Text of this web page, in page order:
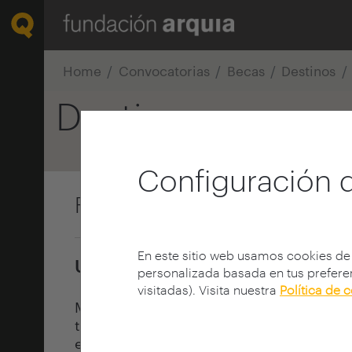
Configuración
En este sitio web usamos cookies
personalizada basada en tus
visitadas). Visita nuestra Política de
Home Convocatorias Becas Destinos
Destinos
Fundación Metrópoli
Urbanismo y desarrollo | Madrid
Metropoli nació en 1987 con el objetivo
territorios para contribuir globalmente a
económico, competitividad, calidad de